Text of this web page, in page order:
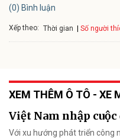
(0) Bình luận
Xếp theo: Thời gian Số người
XEM THÊM Ô TÔ - XE
Việt Nam nhập cuộc
Với xu hướng phát triển công